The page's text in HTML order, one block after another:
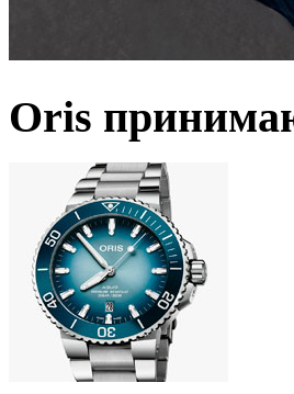
Oris